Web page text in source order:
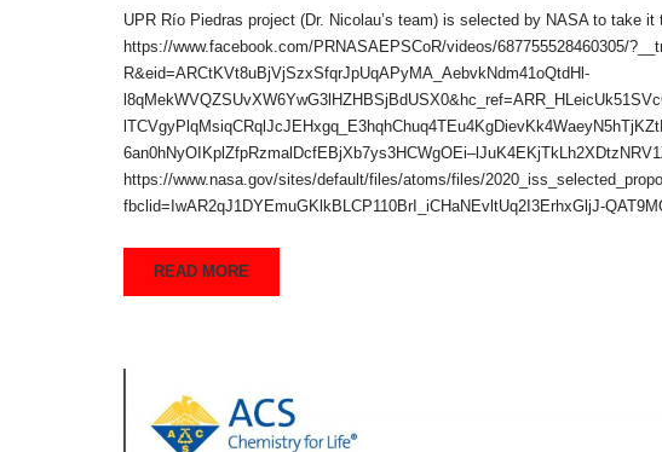
UPR Río Piedras project (Dr. Nicolau’s team) is selected by NASA to take
https://www.facebook.com/PRNASAEPSCoR/videos/687755528460305/
R&eid=ARCtKVt8uBjVjSzxSfqrJpUqAPyMA_AebvkNdm41oQtdHl-
https://www.nasa.gov/sites/default/files/atoms/files/
fbclid=IwAR2qJ1DYEmuGKlkBLCP110BrI_iCHaNEvltUq2I3ErhxGljJ-
READ MORE